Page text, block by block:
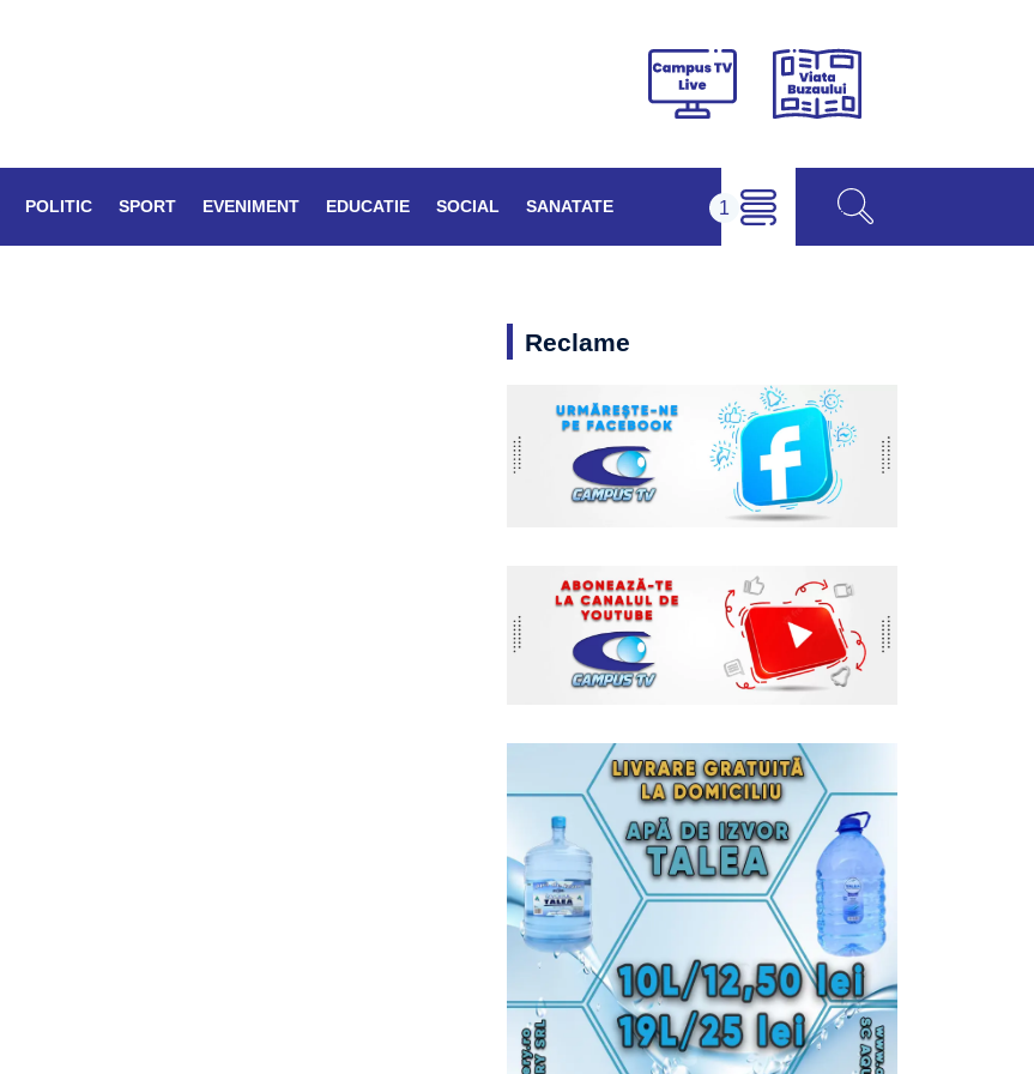
Campus
Viața
POLITIC SPORT EVENIMENT EDUCATIE SOCIAL SANATATE
Reclame